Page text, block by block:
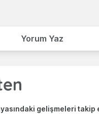
Yorum Yaz
gelişmeleri takip